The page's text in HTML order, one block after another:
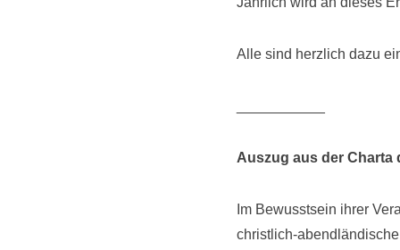
Alle sind herzlich dazu
Auszug aus der Charta
Im Bewusstsein ihrer
christlich-